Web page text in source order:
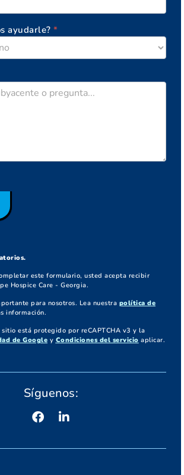
ayudarle? *
este formulario, usted acepta recibir
Hospice Care - Georgia.
para nosotros. Lea nuestra política de
información.
sitio está protegido por reCAPTCHA v3 y la
de Google y Condiciones del servicio aplicar.
Síguenos: